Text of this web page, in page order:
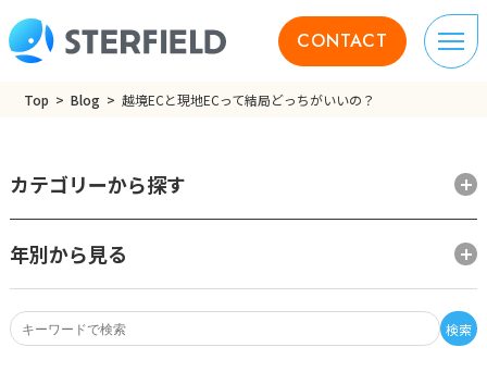
CONTACT
Top Blog 越境ECと現地ECって結局どっちがいいの？
検索
カテゴリーから探す
年別から見る